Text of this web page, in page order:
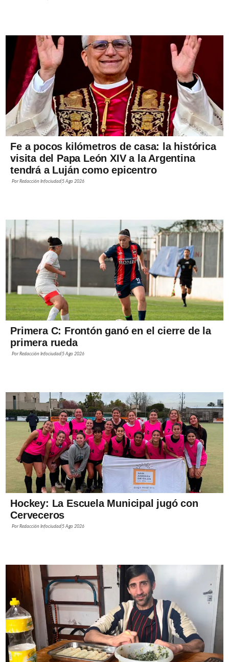
Fe a pocos kilómetros de casa: la histórica
visita del Papa León XIV a la Argentina
tendrá a Luján como epicentro
PorRedacción Infociudad 5 Ago 2026
Primera C: Frontón ganó en el cierre de la
primera rueda
PorRedacción Infociudad 5 Ago 2026
Hockey: La Escuela Municipal jugó con
Cerveceros
PorRedacción Infociudad 5 Ago 2026